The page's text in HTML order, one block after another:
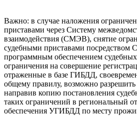
Важно: в случае наложения
приставами через Систему
взаимодействия (СМЭВ), снятие
судебными приставами
программным обеспечением
ограничения на совершение
отраженные в базе ГИБДД,
общему правилу, возможно
направив копию постановления
таких ограничений в региональный
обеспечения УГИБДД по месту